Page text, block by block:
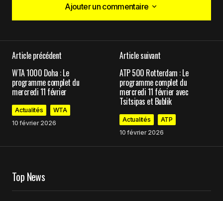
Ajouter un commentaire
Ajouter un commentaire
champs obligatoires sont indiqués avec*
Comment*
Article précédent
WTA 1000 Doha : Le
programme complet du
mercredi 11 février
Actualités
WTA
10 février 2026
Article suivant
ATP 500 Rotterdam : Le
programme complet du
mercredi 11 février avec
Tsitsipas et Bublik
Actualités
ATP
10 février 2026
Top News